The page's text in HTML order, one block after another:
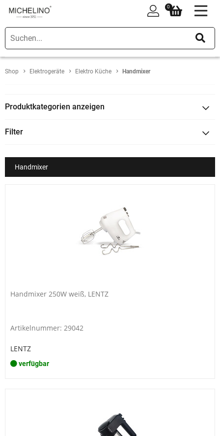
0
0
Shop Elektrogeräte Elektro Küche Handmixer
Produktkategorien anzeigen
Filter
Handmixer
Handmixer 250W weiß, LENTZ
Artikelnummer: 29042
LENTZ
verfügbar